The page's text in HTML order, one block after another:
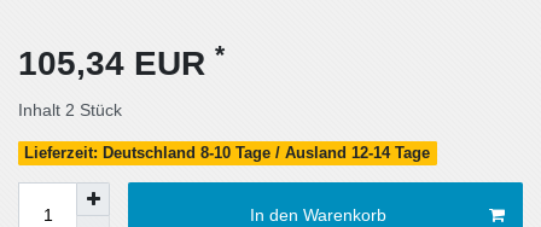
105,34 EUR *
Inhalt 2 Stück
Lieferzeit: Deutschland 8-10 Tage / Ausland 12-14 Tage
In den Warenkorb